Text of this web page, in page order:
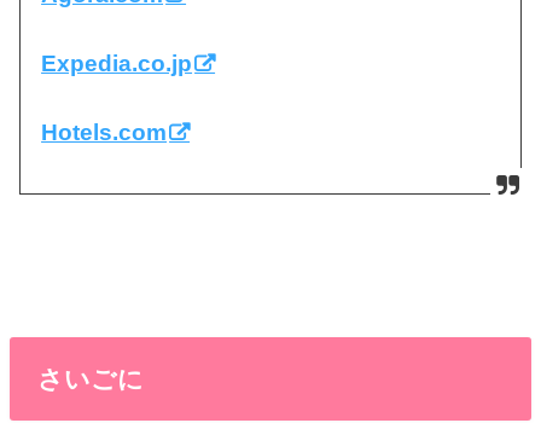
Expedia.co.jp
Hotels.com
さいごに